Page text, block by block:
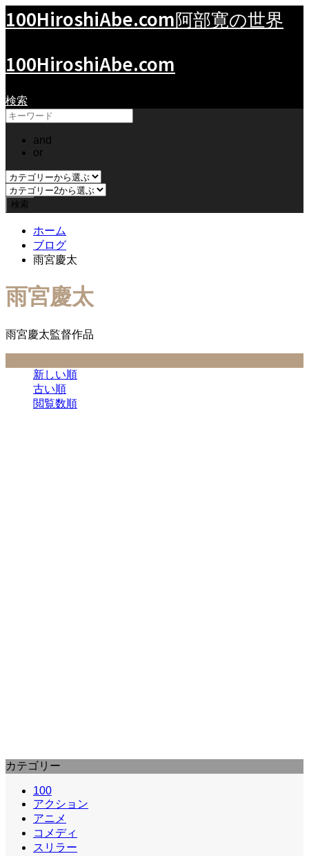
100HiroshiAbe.com阿部寛の世界
100HiroshiAbe.com
検索
and
or
ホーム
ブログ
雨宮慶太
雨宮慶太
雨宮慶太監督作品
新しい順
古い順
閲覧数順
カテゴリー
100
アクション
アニメ
コメディ
スリラー